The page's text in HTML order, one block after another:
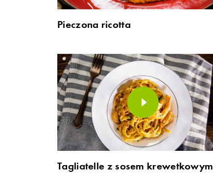
Pieczona ricotta
Tagliatelle z sosem krewetkowym